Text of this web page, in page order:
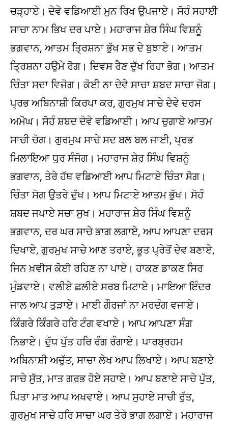
ਚੜ੍ਹਾਏ। ਦੇਵੇ ਵਡਿਆਈ ਮੁਨ ਰਿਖ ਉਪਜਾਏ। ਸੋਹੰ ਸਹਾਈ
ਸਾਚਾ ਨਾਮ ਭਿਖ ਦਰ ਪਾਏ। ਮਹਾਰਾਜ ਸ਼ੇਰ ਸਿੰਘ ਵਿਸ਼ਨੂੰ
ਭਗਵਾਨ, ਆਤਮ ਤ੍ਰਿਸ਼ਨਾ ਭੁੱਖ ਸਭ ਦੇ ਬੁਝਾਏ। ਆਤਮ
ਤ੍ਰਿਸ਼ਨਾ ਹਉਮੇ ਰੋਗ। ਦਿਵਸ ਰੈਣ ਦੁੱਖ ਰਿਹਾ ਭੋਗ। ਆਤਮ
ਚਿੰਤਾ ਸਦਾ ਵਿਜੋਗ। ਕੋਈ ਨਾ ਦੇਵੇ ਸਾਚਾ ਸ਼ਬਦ ਸਾਚਾ ਜੋਗ।
ਪ੍ਰਭ ਅਬਿਨਾਸ਼ੀ ਕਿਰਪਾ ਕਰ, ਗੁਰਮੁਖ ਸਾਚੇ ਦੇਵੇ ਦਰਸ
ਅਮੋਘ। ਸੋਹੰ ਸ਼ਬਦ ਦੇਵੇ ਵਡਿਆਈ। ਆਪ ਚੁਗਾਏ ਆਤਮ
ਸਾਚੀ ਚੋਗ। ਗੁਰਮੁਖ ਸਾਚੇ ਸਦ ਬਲ ਬਲ ਜਾਈ, ਪ੍ਰਭ
ਮਿਲਾਇਆ ਧੁਰ ਸੰਜੋਗ। ਮਹਾਰਾਜ ਸ਼ੇਰ ਸਿੰਘ ਵਿਸ਼ਨੂੰ
ਭਗਵਾਨ, ਤੇਰੇ ਹੱਥ ਵਡਿਆਈ ਆਪ ਮਿਟਾਏ ਚਿੰਤਾ ਸੋਗ।
ਚਿੰਤਾ ਸੋਗ ਉਤਰੇ ਦੁੱਖ। ਆਪ ਮਿਟਾਏ ਆਤਮ ਭੁੱਖ। ਸੋਹੰ
ਸ਼ਬਦ ਜਪਾਏ ਸਚਾ ਸੁਖ। ਮਹਾਰਾਜ ਸ਼ੇਰ ਸਿੰਘ ਵਿਸ਼ਨੂੰ
ਭਗਵਾਨ, ਦਰ ਘਰ ਸਾਚੇ ਭਾਗ ਲਗਾਏ, ਆਪ ਆਪਣਾ ਦਰਸ
ਦਿਖਾਏ, ਗੁਰਮੁਖ ਸਾਚੇ ਆਣ ਤਰਾਏ, ਭੂਤ ਪ੍ਰੇਤੋਂ ਦੇਵ ਬਣਾਏ,
ਜਿਨ ਖ਼ਵੀਸ ਕੋਈ ਰਹਿਣ ਨਾ ਪਾਏ। ਹਾਕਣ ਡਾਕਣ ਸਿਰ
ਮੁੰਡਵਾਏ। ਵਲੀਏ ਛਲੀਏ ਸਰਬ ਮਿਟਾਏ। ਮਾਇਆ ਇੰਦਰ
ਜਾਲ ਆਪ ਤੁੜਾਏ। ਮਾਈ ਗੌਰਜਾਂ ਨਾ ਮਰਦੰਗ ਵਜਾਏ।
ਕਿੰਗਰੇ ਕਿੰਗਰੇ ਹਰਿ ਟੰਗ ਵਖਾਏ। ਆਪ ਆਪਣਾ ਸੰਗ
ਨਿਭਾਏ। ਦੁੱਧ ਪੁੱਤ ਹਰਿ ਰੰਗ ਰੰਗਾਏ। ਪਾਰਬ੍ਰਹਮ
ਅਬਿਨਾਸ਼ੀ ਅਚੁੱਤ, ਸਾਚਾ ਲੇਖ ਆਪ ਲਿਖਾਏ। ਆਪ ਬਣਾਏ
ਸਾਚੇ ਸੁੱਤ, ਮਾਤ ਗਰਭ ਹੋਏ ਸਹਾਏ। ਆਪ ਬਣਾਏ ਸਾਚੇ ਪੁੱਤ,
ਪਿਤਾ ਮਾਤ ਆਪ ਅਖਵਾਏ। ਆਪ ਸੁਹਾਏ ਸਾਚੀ ਰੁੱਤ,
ਗੁਰਮੁਖ ਸਾਚੇ ਹਰਿ ਸਾਚਾ ਘਰ ਤੇਰੇ ਭਾਗ ਲਗਾਏ। ਮਹਾਰਾਜ